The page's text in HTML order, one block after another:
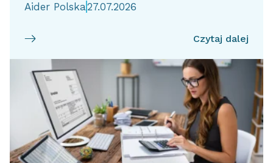
Aider Polska27.07.2026
Czytaj dalej